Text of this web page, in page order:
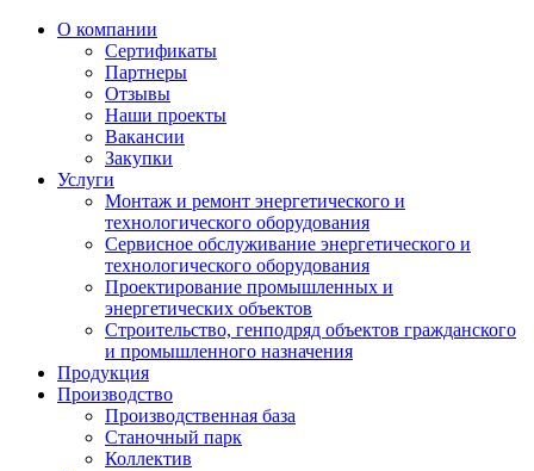
О компании
Сертификаты
Партнеры
Отзывы
Наши проекты
Вакансии
Закупки
Услуги
Монтаж и ремонт энергетического и
технологического оборудования
Сервисное обслуживание энергетического и
технологического оборудования
Проектирование промышленных и
энергетических объектов
Строительство, генподряд объектов гражданского
и промышленного назначения
Продукция
Производство
Производственная база
Станочный парк
Коллектив